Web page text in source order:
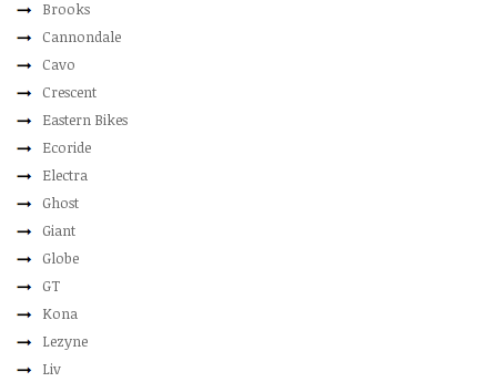
Brooks
Cannondale
Cavo
Crescent
Eastern Bikes
Ecoride
Electra
Ghost
Giant
Globe
GT
Kona
Lezyne
Liv